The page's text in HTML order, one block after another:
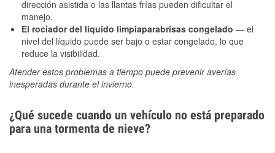
dirección asistida o las llantas frías pueden dificultar el
manejo.
El rociador del líquido limpiaparabrisas congelado — el
nivel del líquido puede ser bajo o estar congelado, lo que
reduce la visibilidad.
Atender estos problemas a tiempo puede prevenir averías
inesperadas durante el invierno.
¿Qué sucede cuando un vehículo no está preparado
para una tormenta de nieve?